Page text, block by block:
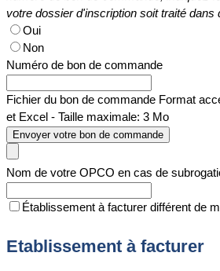
votre dossier d'inscription soit traité dans
Oui
Non
Numéro de bon de commande
Fichier du bon de commande Format
et Excel - Taille maximale: 3 Mo
Envoyer votre bon de commande
Nom de votre OPCO en cas de
Établissement à facturer différent de
Etablissement à facturer